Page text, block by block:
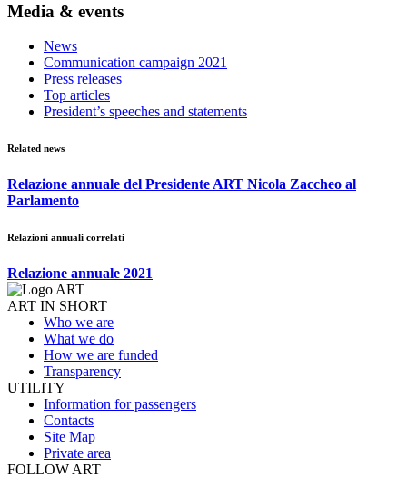
Media & events
News
Communication campaign 2021
Press releases
Top articles
President’s speeches and statements
Related news
Relazione annuale del Presidente ART Nicola Zaccheo al
Parlamento
Relazioni annuali correlati
Relazione annuale 2021
ART IN SHORT
Who we are
What we do
How we are funded
Transparency
UTILITY
Information for passengers
Contacts
Site Map
Private area
FOLLOW ART